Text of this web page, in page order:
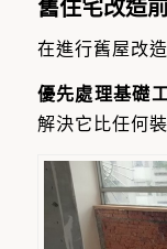
舊住宅改造
在進行舊屋改
優先處理基礎
解決它比任何